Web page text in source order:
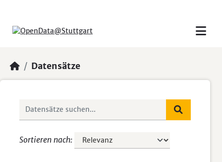
Datensätze
Sortieren nach